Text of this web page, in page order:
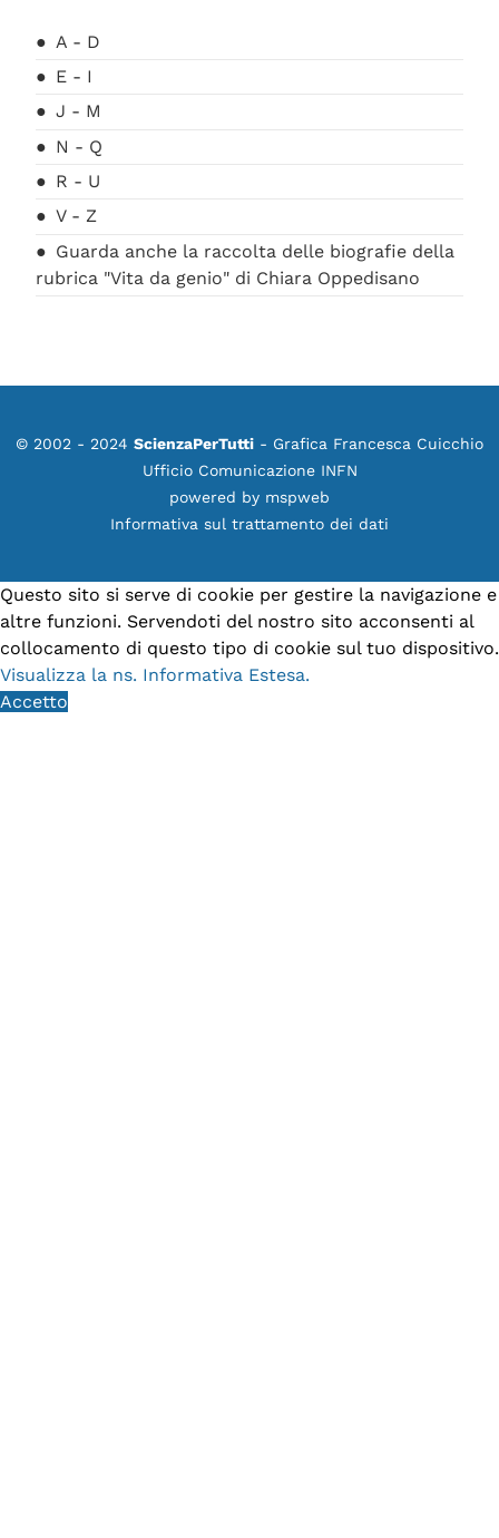
A - D
E - I
J - M
N - Q
R - U
V - Z
Guarda anche la raccolta delle biografie della
rubrica "Vita da genio" di Chiara Oppedisano
© 2002 - 2024 ScienzaPerTutti - Grafica Francesca Cuicchio
Ufficio Comunicazione INFN
powered by mspweb
Informativa sul trattamento dei dati
Questo sito si serve di cookie per gestire la navigazione e
altre funzioni. Servendoti del nostro sito acconsenti al
collocamento di questo tipo di cookie sul tuo dispositivo.
Visualizza la ns. Informativa Estesa.
Accetto